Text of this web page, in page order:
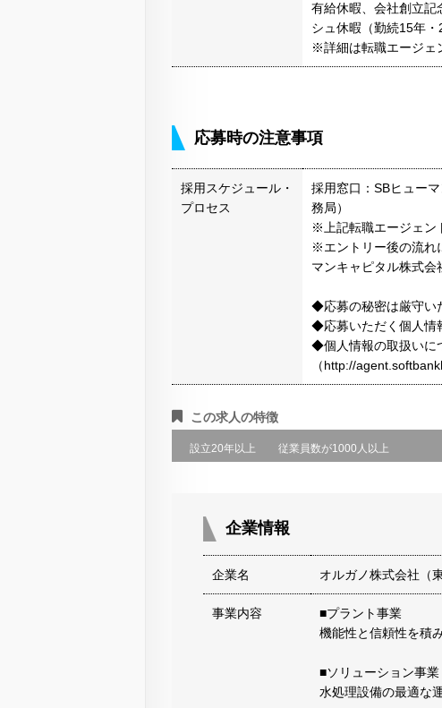
有給休暇、会社創立記
シュ休暇（勤続15年・
※詳細は転職エージェ
応募時の注意事項
採用スケジュール・
プロセス
採用窓口：SBヒュー
務局）
※上記転職エージェン
※エントリー後の流れ
マンキャピタル株式会
◆応募の秘密は厳守い
◆応募いただく個人情
◆個人情報の取扱いに
（http://
この求人の特徴
設立20年以上 従業員数が1000人以上
企業情報
企業名 オルガノ株式会社（
事業内容
■プラント事業
機能性と信頼性を積
■ソリューション事業
水処理設備の最適な